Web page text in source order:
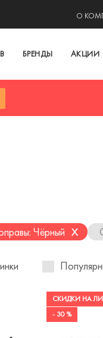
О
БРЕНДЫ АКЦИИ
Чёрный x
СКИДКИ НА
- 30 %